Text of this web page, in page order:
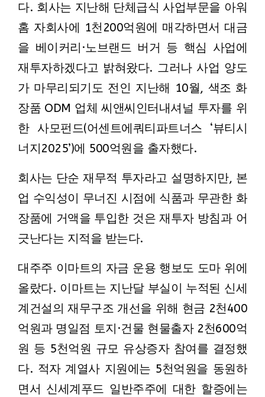
다. 회사는 지난해 단체급식 사업부문을 아워
홈 자회사에 1천200억원에 매각하면서 대금
을 베이커리·노브랜드 버거 등 핵심 사업에
재투자하겠다고 밝혀왔다. 그러나 사업 양도
가 마무리되기도 전인 지난해 10월, 색조 화
장품 ODM 업체 씨앤씨인터내셔널 투자를 위
한 사모펀드(어센트에쿼티파트너스 ‘뷰티시
너지2025’)에 500억원을 출자했다.
회사는 단순 재무적 투자라고 설명하지만, 본
업 수익성이 무너진 시점에 식품과 무관한 화
장품에 거액을 투입한 것은 재투자 방침과 어
긋난다는 지적을 받는다.
대주주 이마트의 자금 운용 행보도 도마 위에
올랐다. 이마트는 지난달 부실이 누적된 신세
계건설의 재무구조 개선을 위해 현금 2천400
억원과 명일점 토지·건물 현물출자 2천600억
원 등 5천억원 규모 유상증자 참여를 결정했
다. 적자 계열사 지원에는 5천억원을 동원하
면서 신세계푸드 일반주주에 대한 할증에는